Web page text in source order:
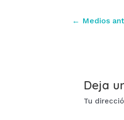
Navegación
← Medios
Deja
Tu